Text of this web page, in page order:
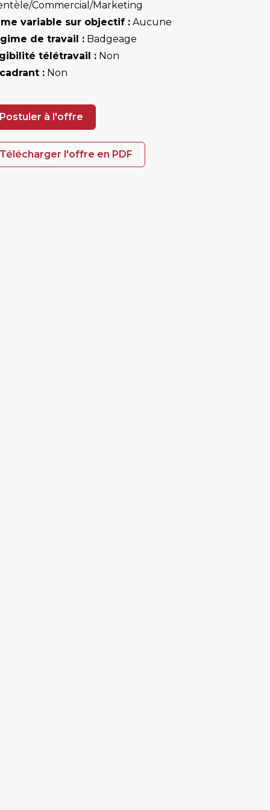
Commercial/Marketing
variable sur objectif : Aucune
de travail : Badgeage
télétravail : Non
: Non
Postuler à l'offre
Télécharger l'offre en PDF